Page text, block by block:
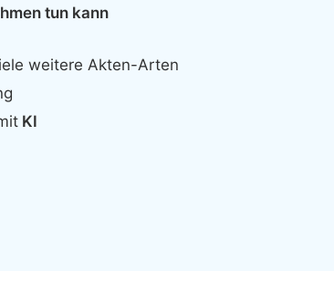
tun kann
weitere Akten-Arten
KI